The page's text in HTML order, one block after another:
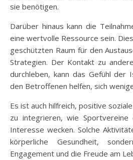
sie benötigen.
Darüber hinaus kann die
eine wertvolle Ressource sein.
geschützten Raum für den
Strategien. Der Kontakt zu
durchleben, kann das Gefühl der
den Betroffenen helfen, sich
Es ist auch hilfreich, positive
zu integrieren, wie
Interesse wecken. Solche
körperliche Gesundheit,
Engagement und die Freude am